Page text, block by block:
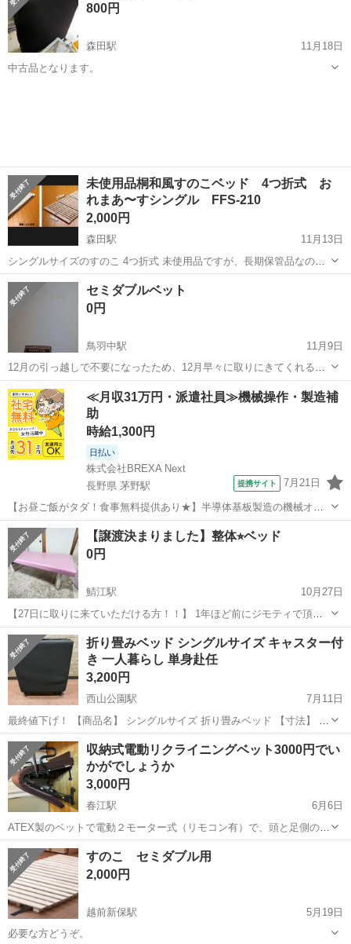
800円
森田駅
11月18日
中古品となります。
未使用品桐和風すのこベッド 4つ折式 お
れまあ〜すシングル FFS-210
2,000円
森田駅
11月13日
シングルサイズのすのこ 4つ折式 未使用品ですが、長期保管品なので
ご理解頂ける方のみよろしくお願いいたします。
福井 福井市 森田駅 ベッド
セミダブルベット
0円
鳥羽中駅
11月9日
12月の引っ越しで不要になったため、12月早々に取りにきてくれる方
にお譲りします。古いため、少し汚れてますが、BOXシーツを、常に
使っておりますので、シーツ使えば、気にならないかも？？と。。。
福井 鯖江市 鳥羽中駅 ベッド ダブルベット
≪月収31万円・派遣社員≫機械操作・製造補
助
時給1,300円
日払い
株式会社BREXA Next
長野県 茅野駅
提携サイト 7月21日
【お昼ご飯がタダ！食事無料提供あり★】半導体基板製造の機械オペ
レーターや検査作業！未経験活躍中★カップル＆友達同士の応募OK！
赴任旅費会社負担★嬉しい無料送迎◎正社員登用制度あり！マイカー
通勤OK！無料駐車場完備！《長野県茅...
長野 茅野市 茅野駅 その他
【譲渡決まりました】整体⭐︎ベッド
0円
鯖江駅
10月27日
【27日に取りに来ていただける方！！】 1年ほど前にジモティで頂き
ました(o^^o) 1度も使わないでしまってあるので、使っていただける方
にと思い出品しました♪ もともとの汚れがあるので、写真でご確認下
さい。 取りに来て...
福井 鯖江市 鯖江駅 ベッド 汚れ
折り畳みベッド シングルサイズ キャスター付
き 一人暮らし 単身赴任
3,200円
西山公園駅
7月11日
最終値下げ！ 【商品名】 シングルサイズ 折り畳みベッド 【寸法】 ベ
ッド状態 幅193×奥行き90×高さ40 折り畳み幅26×奥行き90×高さ110
数段階のリクライニング機能あります 【その他】 状態はそれなり...
福井 鯖江市 西山公園駅 ベッド シングル
収納式電動リクライニングベット3000円でい
かがでしょうか
3,000円
春江駅
6月6日
ATEX製のベットで電動２モーター式（リモコン有）で、頭と足側の両
方が上下に動きます。 ベット重量40㎏、本体サイズ：約
W1050×L2030×H590mm、 マットサイズ：約W900×L1900×ｔ
100mm、色：ブラ...
福井 坂井市 ベッド ベット
すのこ セミダブル用
2,000円
越前新保駅
5月19日
必要な方どうぞ。